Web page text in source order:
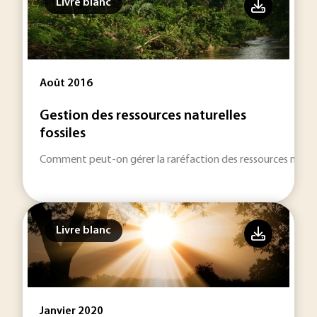
Livre blanc
Août 2016
Gestion des ressources naturelles
fossiles
Comment peut-on gérer la raréfaction des ressources
Livre blanc
Janvier 2020